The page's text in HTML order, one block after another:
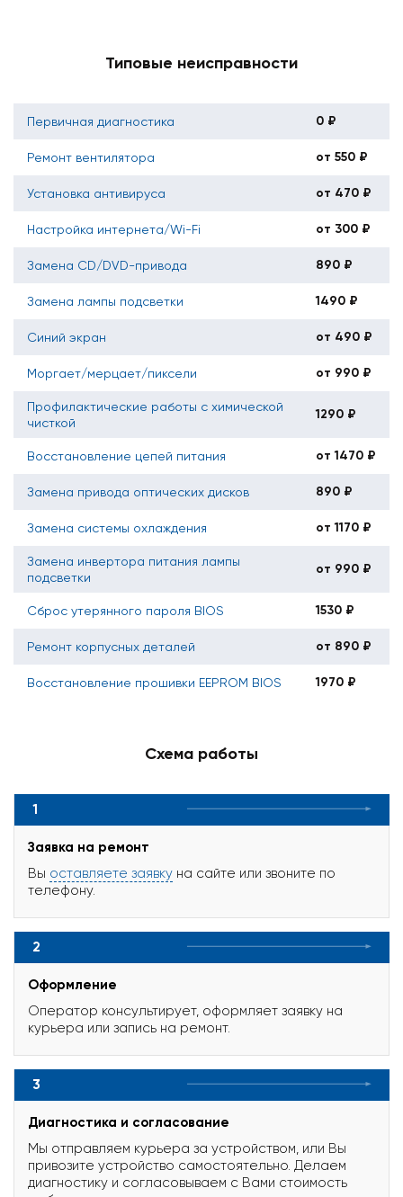
Типовые неисправности
Первичная диагностика 0 ₽
Ремонт вентилятора от 550 ₽
Установка антивируса от 470 ₽
Настройка интернета/Wi-Fi от 300 ₽
Замена CD/DVD-привода 890 ₽
Замена лампы подсветки 1490 ₽
Синий экран от 490 ₽
Моргает/мерцает/пиксели от 990 ₽
Профилактические работы с химической
чисткой
1290 ₽
Восстановление цепей питания от 1470 ₽
Замена привода оптических дисков 890 ₽
Замена системы охлаждения от 1170 ₽
Замена инвертора питания лампы
подсветки
от 990 ₽
Сброс утерянного пароля BIOS 1530 ₽
Ремонт корпусных деталей от 890 ₽
Восстановление прошивки EEPROM BIOS 1970 ₽
Схема работы
1
Заявка на ремонт
Вы оставляете заявку на сайте или звоните по
телефону.
2
Оформление
Оператор консультирует, оформляет заявку на
курьера или запись на ремонт.
3
Диагностика и согласование
Мы отправляем курьера за устройством, или Вы
привозите устройство самостоятельно. Делаем
диагностику и согласовываем с Вами стоимость